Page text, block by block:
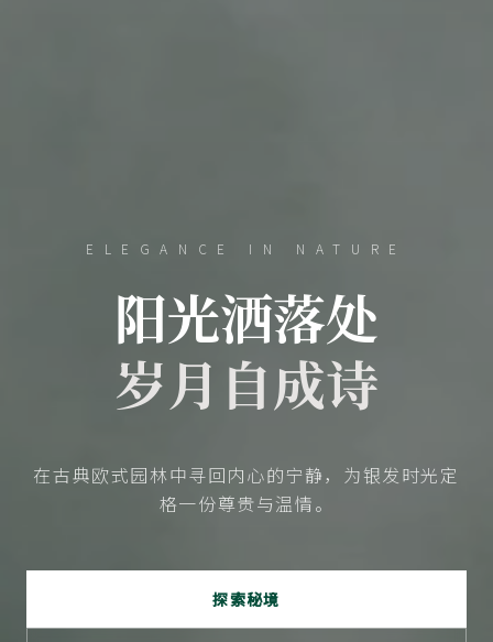
ELEGANCE IN NATURE
阳光洒落处
岁月自成诗
在古典欧式园林中寻回内心的宁静，为银发时光定
格一份尊贵与温情。
探索秘境